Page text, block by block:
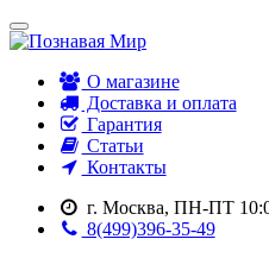
О магазине
Доставка и оплата
Гарантия
Статьи
Контакты
г. Москва, ПН-ПТ
8(499)396-35-49